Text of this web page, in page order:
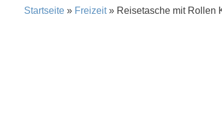
Startseite » Freizeit» Reisetasche mit Rollen